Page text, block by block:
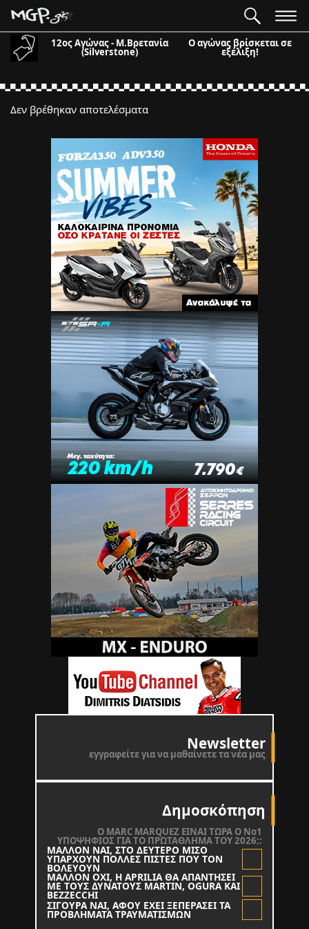
12ος Αγώνας - Μ.Βρετανία
(Silverstone)
Ο αγώνας βρίσκεται σε
εξέλιξη!
Newsletter
εγγραφείτε για να μαθαίνετε τα νέα μας
Δημοσκόπηση
O MARC MARQUEZ ΕΙΝΑΙ ΤΩΡΑ Ο Νο1
ΥΠΟΨΗΦΙΟΣ ΓΙΑ ΤΟ ΠΡΩΤΑΘΛΗΜΑ ΤΟΥ 2026;:
ΜΑΛΛΟΝ ΝΑΙ, ΣΤΟ ΔΕΥΤΕΡΟ ΜΙΣΟ
ΥΠΑΡΧΟΥΝ ΠΟΛΛΕΣ ΠΙΣΤΕΣ ΠΟΥ ΤΟΝ
ΒΟΛΕΥΟΥΝ
ΜΑΛΛΟΝ ΟΧΙ, Η APRILIA ΘΑ ΑΠΑΝΤΗΣΕΙ
ΜΕ ΤΟΥΣ ΔΥΝΑΤΟΥΣ MARTIN, OGURA KAI
BEZZECCHI
ΣΙΓΟΥΡΑ ΝΑΙ, ΑΦΟΥ ΕΧΕΙ ΞΕΠΕΡΑΣΕΙ ΤΑ
ΠΡΟΒΛΗΜΑΤΑ ΤΡΑΥΜΑΤΙΣΜΩΝ
Δεν βρέθηκαν αποτελέσματα